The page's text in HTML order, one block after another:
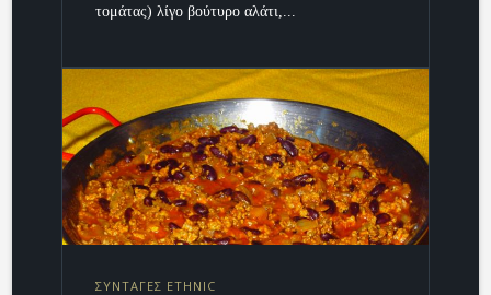
τομάτας) λίγο βούτυρο αλάτι,...
ΣΥΝΤΑΓΕΣ ETHNIC